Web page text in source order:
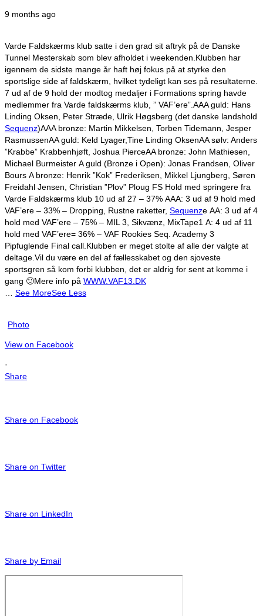
9 months ago
Varde Faldskærms klub satte i den grad sit aftryk på de Danske
Tunnel Mesterskab som blev afholdet i weekenden. Klubben har
igennem de sidste mange år haft høj fokus på at styrke den
sportslige side af faldskærm, hvilket tydeligt kan ses på resultaterne.
7 ud af de 9 hold der modtog medaljer i Formations spring havde
medlemmer fra Varde faldskærms klub, ” VAF’ere”. AAA guld: Hans
Linding Oksen, Peter Stræde, Ulrik Høgsberg (det danske landshold
Sequenz)AAA bronze: Martin Mikkelsen, Torben Tidemann, Jesper
RasmussenAA guld: Keld Lyager,Tine Linding OksenAA sølv: Anders
”Krabbe” Krabbenhjøft, Joshua PierceAA bronze: John Mathiesen,
Michael Burmeister A guld (Bronze i Open): Jonas Frandsen, Oliver
Bours A bronze: Henrik ”Kok” Frederiksen, Mikkel Ljungberg, Søren
Freidahl Jensen, Christian ”Plov” Ploug FS Hold med springere fra
Varde Faldskærms klub 10 ud af 27 – 37% AAA: 3 ud af 9 hold med
VAF’ere – 33% – Dropping, Rustne raketter, Sequenze AA: 3 ud af 4
hold med VAF’ere – 75% – MIL 3, Sikvænz, MixTape1 A: 4 ud af 11
hold med VAF’ere= 36% – VAF Rookies Seq. Academy 3
Pipfuglende Final call. Klubben er meget stolte af alle der valgte at
deltage. Vil du være en del af fællesskabet og den sjoveste
sportsgren så kom forbi klubben, det er aldrig for sent at komme i
gang 🙂Mere info på WWW.VAF13.DK
See MoreSee Less
Photo
View on Facebook
·
Share
Share on Facebook
Share on Twitter
Share on LinkedIn
Share by Email